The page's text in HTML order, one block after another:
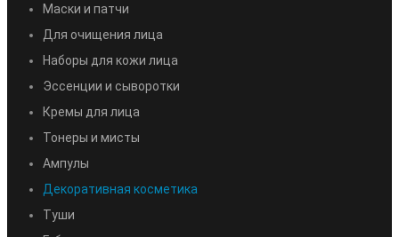
Маски и патчи
Для очищения лица
Наборы для кожи лица
Эссенции и сыворотки
Кремы для лица
Тонеры и мисты
Ампулы
Декоративная косметика
Туши